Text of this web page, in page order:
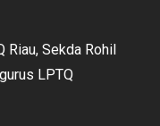
Riau, Sekda Rohil
LPTQ